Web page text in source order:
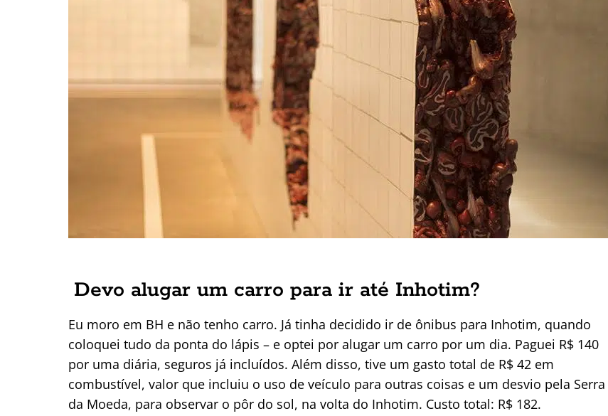
Devo alugar um carro para ir até Inhotim?
Eu moro em BH e não tenho carro. Já tinha decidido ir de ônibus para Inhotim, quando
coloquei tudo da ponta do lápis – e optei por alugar um carro por um dia. Paguei R$ 140
por uma diária, seguros já incluídos. Além disso, tive um gasto total de R$ 42 em
combustível, valor que incluiu o uso de veículo para outras coisas e um desvio pela Serra
da Moeda, para observar o pôr do sol, na volta do Inhotim. Custo total: R$ 182.